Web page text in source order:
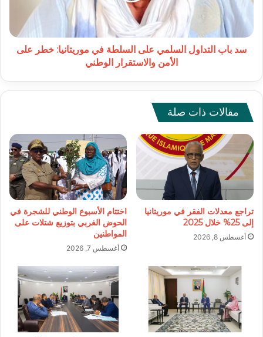
موريتانيا:
خطر
على
سد باب التداول السلمي على السلطة في موريتانيا: خطر على
الأمن والاستقرار الوطني
مقالات ذات صلة
تراجع معدلات الفقر في موريتانيا
إلى 25% خلال 2025
أغسطس 8, 2026
اختتام الأسبوع الوطني للشجرة في
الحوض الغربي بتوزيع شتلات على
المواطنين
أغسطس 7, 2026